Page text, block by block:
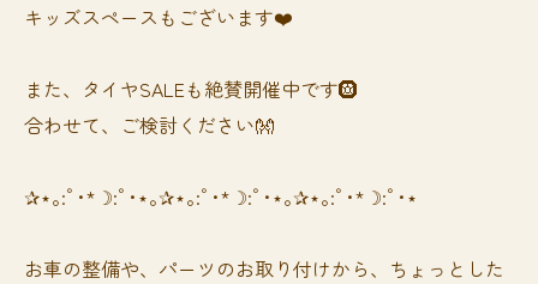
キッズスペースもございます❤️
また、タイヤSALEも絶賛開催中です🛞
合わせて、ご検討ください👐
✰⋆｡:ﾟ･*☽:ﾟ･⋆｡✰⋆｡:ﾟ･*☽:ﾟ･⋆｡✰⋆｡:ﾟ･*☽:ﾟ･⋆
お車の整備や、パーツのお取り付けから、ちょっとした